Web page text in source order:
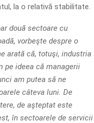
la o relativă stabilitate.
două sectoare cu
vorbeşte despre o
arată că, totuşi, industria
pe ideea că managerii
am putea să ne
câteva luni. De
de aşteptat este
în sectoarele de servicii